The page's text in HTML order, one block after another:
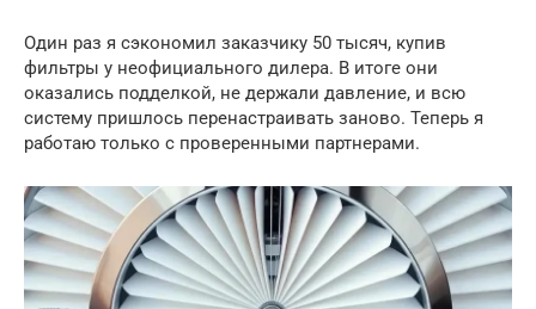
Один раз я сэкономил заказчику 50 тысяч, купив
фильтры у неофициального дилера. В итоге они
оказались подделкой, не держали давление, и всю
систему пришлось перенастраивать заново. Теперь я
работаю только с проверенными партнерами.